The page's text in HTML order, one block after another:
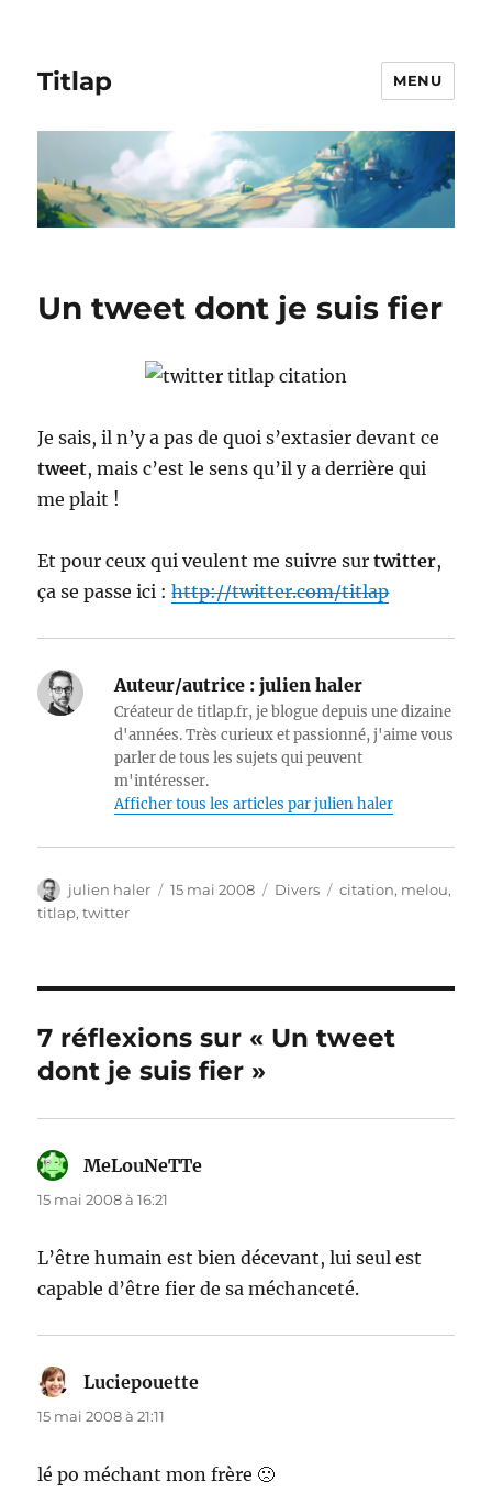
Titlap MENU
Un tweet dont je suis fier
Je sais, il n’y a pas de quoi s’extasier devant ce
tweet, mais c’est le sens qu’il y a derrière qui
me plait !
Et pour ceux qui veulent me suivre surtwitter,
ça se passe ici :http://twitter.com/titlap
Auteur/autrice : julien haler
Créateur de titlap.fr, je blogue depuis une dizaine
d'années. Très curieux et passionné, j'aime vous
parler de tous les sujets qui peuvent
m'intéresser.
Afficher tous les articles par julien haler
Auteur
julien haler
Publié
15 mai 2008 Catégories
Divers Étiquettes
citation, melou,
titlap,twitter
7 réflexions sur « Un tweet
dont je suis fier »
MeLouNeTTe
15 mai 2008 à 16:21
L’être humain est bien décevant, lui seul est
capable d’être fier de sa méchanceté.
Luciepouette
15 mai 2008 à 21:11
lé po méchant mon frère 🙁